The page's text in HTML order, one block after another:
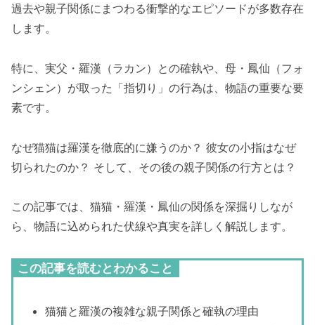
過去や親子関係にまつわる衝撃的なエピソードが多数存在
します。
特に、実父・羅漢（ラカン）との確執や、母・鳳仙（フォ
ンシェン）が取った「指切り」の行為は、物語の重要な要
素です。
なぜ猫猫は羅漢を徹底的に嫌うのか？ 彼女の小指はなぜ
切られたのか？ そして、その後の親子関係の行方とは？
この記事では、猫猫・羅漢・鳳仙の関係を深掘りしなが
ら、物語に込められた伏線や真実を詳しく解説します。
この記事を読むとわかること
猫猫と羅漢の複雑な親子関係と確執の理由